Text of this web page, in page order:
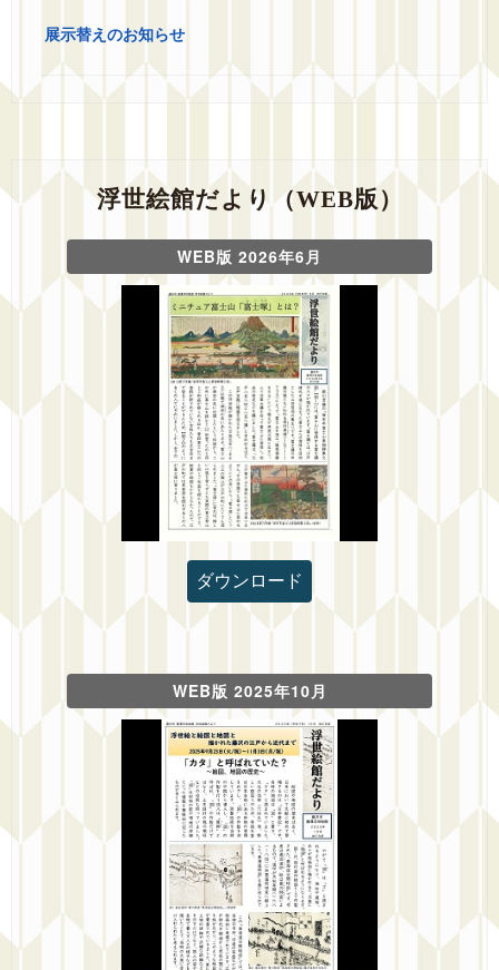
展示替えのお知らせ
浮世絵館だより（WEB版）
WEB版 2026年6月
ダウンロード
WEB版 2025年10月